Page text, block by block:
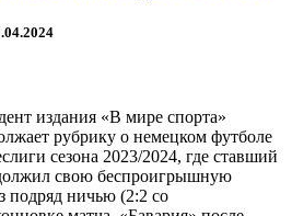
издания «В мире спорта»
рубрику о немецком футболе
сезона 2023/2024, где ставший
свою беспроигрышную
подряд ничью (2:2 со